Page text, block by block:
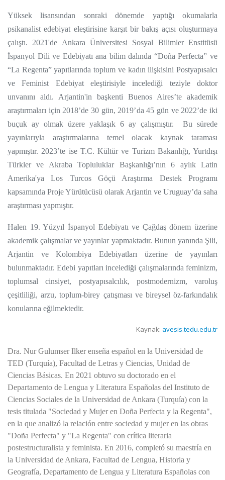
Yüksek lisansından sonraki dönemde yaptığı okumalarla
psikanalist edebiyat eleştirisine karşıt bir bakış açısı oluşturmaya
çalıştı. 2021'de Ankara Üniversitesi Sosyal Bilimler Enstitüsü
İspanyol Dili ve Edebiyatı ana bilim dalında “Doña Perfecta” ve
“La Regenta” yapıtlarında toplum ve kadın ilişkisini Postyapısalcı
ve Feminist Edebiyat eleştirisiyle incelediği teziyle doktor
unvanını aldı. Arjantin'in başkenti Buenos Aires’te akademik
araştırmaları için 2018’de 30 gün, 2019’da 45 gün ve 2022’de iki
buçuk ay olmak üzere yaklaşık 6 ay çalışmıştır. Bu sürede
yayınlarıyla araştırmalarına temel olacak kaynak taraması
yapmıştır. 2023’te ise T.C. Kültür ve Turizm Bakanlığı, Yurtdışı
Türkler ve Akraba Topluluklar Başkanlığı’nın 6 aylık Latin
Amerika'ya Los Turcos Göçü Araştırma Destek Programı
kapsamında Proje Yürütücüsü olarak Arjantin ve Uruguay’da saha
araştırması yapmıştır.
Halen 19. Yüzyıl İspanyol Edebiyatı ve Çağdaş dönem üzerine
akademik çalışmalar ve yayınlar yapmaktadır. Bunun yanında Şili,
Arjantin ve Kolombiya Edebiyatları üzerine de yayınları
bulunmaktadır. Edebi yapıtları incelediği çalışmalarında feminizm,
toplumsal cinsiyet, postyapısalcılık, postmodernizm, varoluş
çeşitliliği, arzu, toplum-birey çatışması ve bireysel öz-farkındalık
konularına eğilmektedir.